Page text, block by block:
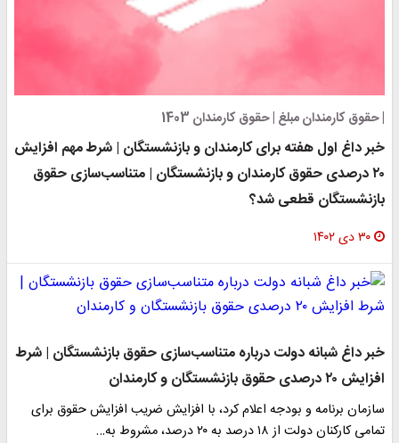
| حقوق کارمندان مبلغ | حقوق کارمندان 1403
خبر داغ اول هفته برای کارمندان و بازنشستگان | شرط مهم افزایش
۲۰ درصدی حقوق کارمندان و بازنشستگان | متناسب‌سازی حقوق
بازنشستگان قطعی شد؟
۳۰ دی ۱۴۰۲
خبر داغ شبانه دولت درباره متناسب‌سازی حقوق بازنشستگان | شرط
افزایش ۲۰ درصدی حقوق بازنشستگان و کارمندان
سازمان برنامه و بودجه اعلام کرد، با افزایش ضریب افزایش حقوق برای
تمامی کارکنان دولت از ۱۸ درصد به ۲۰ درصد، مشروط به…